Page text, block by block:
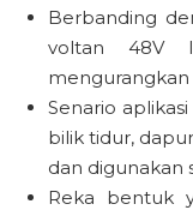
Berbanding
voltan 48V
Senario
bilik tidur,
dan digunakan
Reka bentuk